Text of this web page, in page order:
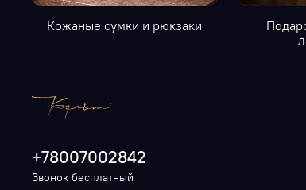
Кожаные сумки и рюкзаки
+78007002842
Звонок бесплатный